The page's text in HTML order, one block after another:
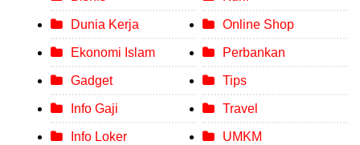
Dunia Kerja
Ekonomi Islam
Gadget
Info Gaji
Info Loker
Online Shop
Perbankan
Tips
Travel
UMKM